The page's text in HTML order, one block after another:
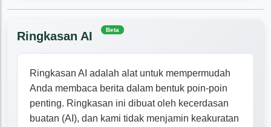
Ringkasan AI Beta
Ringkasan AI adalah alat untuk mempermudah
Anda membaca berita dalam bentuk poin-poin
penting. Ringkasan ini dibuat oleh kecerdasan
buatan (AI), dan kami tidak menjamin keakuratan